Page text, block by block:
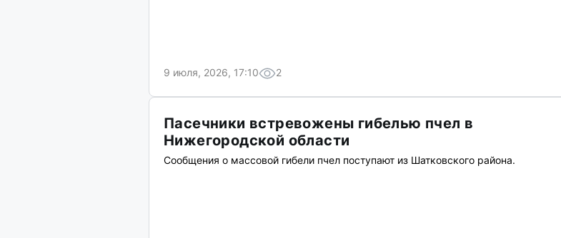
9 июля, 2026, 17:10 2
Пасечники встревожены гибелью пчел в
Нижегородской области
Сообщения о массовой гибели пчел поступают из Шатковского района.